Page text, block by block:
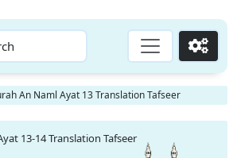
Go
An Naml Ayat 13 Translation Tafseer
13-14 Translation Tafseer